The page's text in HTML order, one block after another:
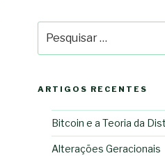
por:
ARTIGOS RECENTES
Bitcoin e a Teoria da
Alterações Geracionais